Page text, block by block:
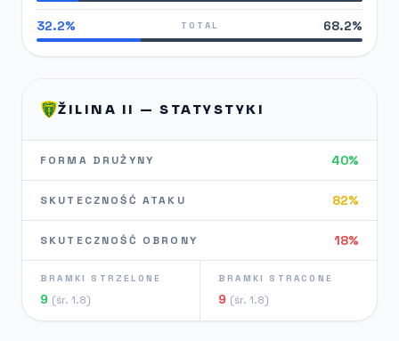
32.2% TOTAL 68.2%
ŽILINA II — STATYSTYKI
FORMA DRUŻYNY 40%
SKUTECZNOŚĆ ATAKU 82%
SKUTECZNOŚĆ OBRONY 18%
BRAMKI STRZELONE
9 (śr. 1.8)
BRAMKI STRACONE
9 (śr. 1.8)